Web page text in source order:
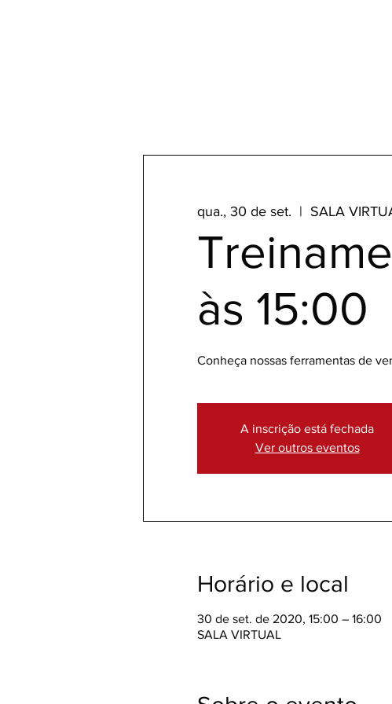
qua., 30 de set.
  |
SALA
às 15:00
Conheça nossas ferramentas de
A inscrição está fechada
Ver outros eventos
Horário e local
30 de set. de 2020, 15:00 – 16:00
SALA VIRTUAL